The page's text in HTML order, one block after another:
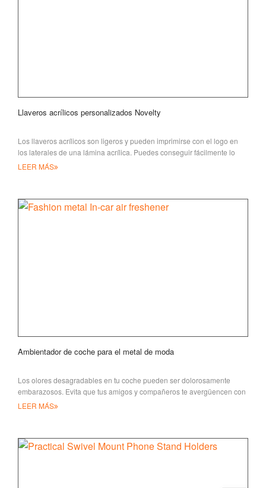
Llaveros acrílicos personalizados Novelty
Los llaveros acrílicos son ligeros y pueden imprimirse con el logo en
los laterales de una lámina acrílica. Puedes conseguir fácilmente lo
que quieres en tu o
LEER MÁS
Ambientador de coche para el metal de moda
Los olores desagradables en tu coche pueden ser dolorosamente
embarazosos. Evita que tus amigos y compañeros te avergüencen con
ambientadores de coche
LEER MÁS